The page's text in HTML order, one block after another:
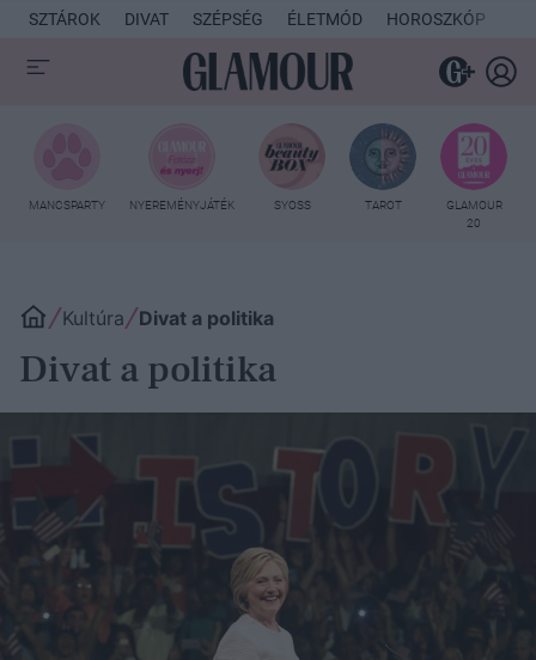
SZTÁROK DIVAT SZÉPSÉG ÉLETMÓD HOROSZKÓP
MANCSPARTY NYEREMÉNYJÁTÉK SYOSS TAROT
GLAMOUR
20
Kultúra Divat a politika
Divat a politika